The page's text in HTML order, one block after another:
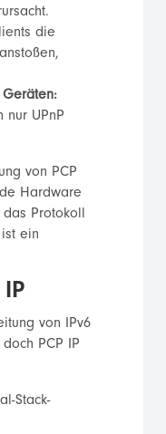
die
nur UPnP
von PCP
Hardware
das Protokoll
ein
von IPv6
PCP IP
Stack-